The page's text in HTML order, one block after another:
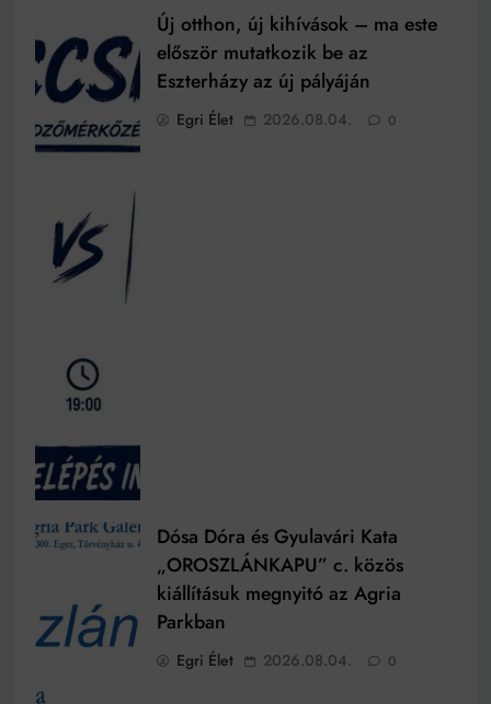
Új otthon, új kihívások – ma este
először mutatkozik be az
Eszterházy az új pályáján
Egri Élet 2026.08.04. 0
Dósa Dóra és Gyulavári Kata
„OROSZLÁNKAPU” c. közös
kiállításuk megnyitó az Agria
Parkban
Egri Élet 2026.08.04. 0